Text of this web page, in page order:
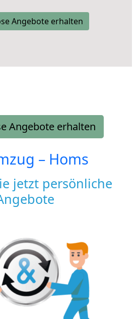
Angebote erhalten
Angebote erhalten
– Homs
jetzt persönliche